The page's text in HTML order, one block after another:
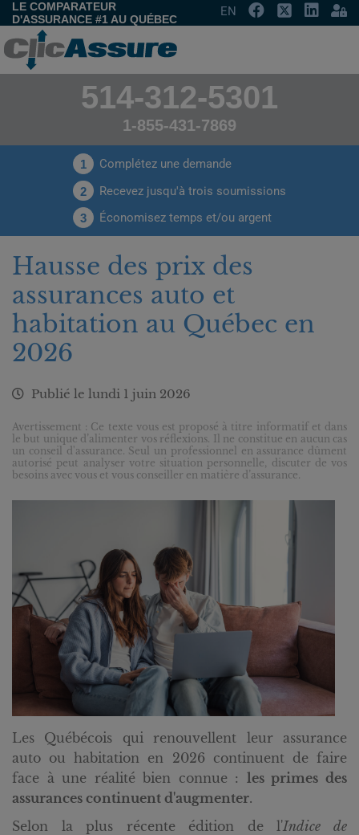
LE COMPARATEUR
D'ASSURANCE #1 AU QUÉBEC
EN
514-312-5301
1-855-431-7869
1 Complétez une demande
2 Recevez jusqu'à trois soumissions
3 Économisez temps et/ou argent
Hausse des prix des
assurances auto et
habitation au Québec en
2026
Publié le lundi 1 juin 2026
Avertissement : Ce texte vous est proposé à titre informatif et dans
le but unique d’alimenter vos réflexions. Il ne constitue en aucun cas
un conseil d'assurance. Seul un professionnel en assurance dûment
autorisé peut analyser votre situation personnelle, discuter de vos
besoins avec vous et vous conseiller en matière d’assurance.
Les Québécois qui renouvellent leur assurance
auto ou habitation en 2026 continuent de faire
face à une réalité bien connue : les primes des
assurances continuent d'augmenter.
Selon la plus récente édition de l'Indice de